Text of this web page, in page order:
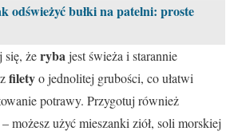
odświeżyć bułki na patelni: proste
się, żerybajest świeża i starannie
filetyo jednolitej grubości, co ułatwi
potrawy. Przygotuj również
– możesz użyć mieszanki ziół, soli morskiej